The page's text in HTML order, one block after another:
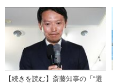
【続きを読む】斎藤知事の「“選